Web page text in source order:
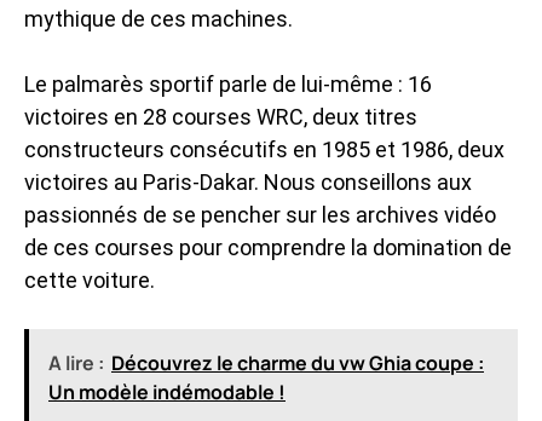
mythique de ces machines.
Le palmarès sportif parle de lui-même : 16
victoires en 28 courses WRC, deux titres
constructeurs consécutifs en 1985 et 1986, deux
victoires au Paris-Dakar. Nous conseillons aux
passionnés de se pencher sur les archives vidéo
de ces courses pour comprendre la domination de
cette voiture.
A lire : Découvrez le charme du vw Ghia coupe :
Un modèle indémodable !